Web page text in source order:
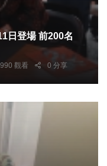
前200名
觀看 0 分享